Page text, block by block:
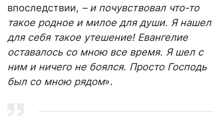
впоследствии, – и почувствовал что-то
такое родное и милое для души. Я нашел
для себя такое утешение! Евангелие
оставалось со мною все время. Я шел с
ним и ничего не боялся. Просто Господь
был со мною рядом».